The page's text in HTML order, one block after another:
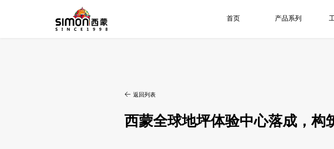
首页 产品系列
返回列表
西蒙全球地坪体验中心落成，构